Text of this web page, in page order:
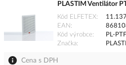
PLASTIM Ventilátor
Kód ELFETEX
EAN
Kód výrobce
PL-
Značka
Cena s DPH